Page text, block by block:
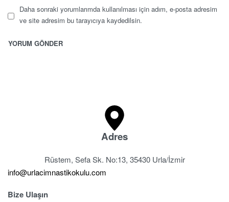
Daha sonraki yorumlarımda kullanılması için adım, e-posta adresim
ve site adresim bu tarayıcıya kaydedilsin.
Adres
Rüstem, Sefa Sk. No:13, 35430 Urla/İzmir
info@urlacimnastikokulu.com
Bize Ulaşın